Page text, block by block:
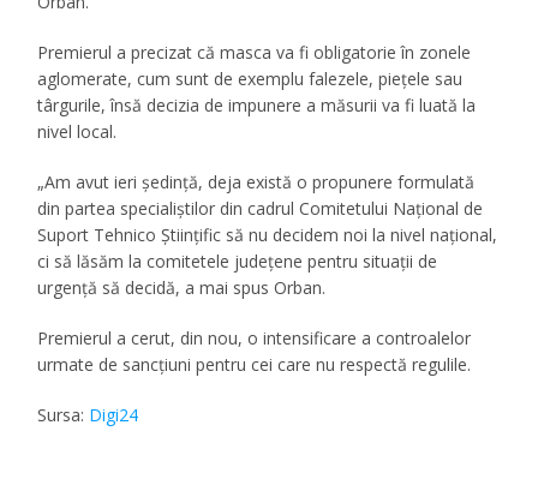
Premierul a precizat că masca va fi obligatorie în zonele
aglomerate, cum sunt de exemplu falezele, piețele sau
târgurile, însă decizia de impunere a măsurii va fi luată la
nivel local.
„Am avut ieri ședință, deja există o propunere formulată
din partea specialiștilor din cadrul Comitetului Național de
Suport Tehnico Științific să nu decidem noi la nivel național,
ci să lăsăm la comitetele județene pentru situații de
urgență să decidă, a mai spus Orban.
Premierul a cerut, din nou, o intensificare a controalelor
urmate de sancțiuni pentru cei care nu respectă regulile.
Sursa: Digi24